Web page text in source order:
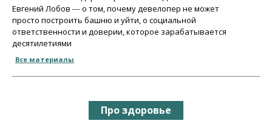
Евгений Лобов ― о том, почему девелопер не может
просто построить башню и уйти, о социальной
ответственности и доверии, которое зарабатывается
десятилетиями
Все материалы
Про здоровье